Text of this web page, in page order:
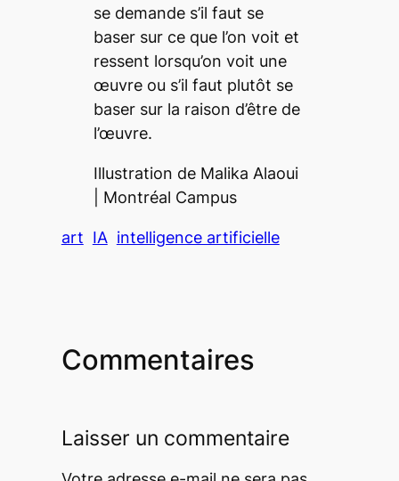
se demande s’il faut se
baser sur ce que l’on voit et
ressent lorsqu’on voit une
œuvre ou s’il faut plutôt se
baser sur la raison d’être de
l’œuvre.
Illustration de Malika Alaoui
Montréal Campus
art IA intelligence artificielle
Commentaires
Laisser un commentaire